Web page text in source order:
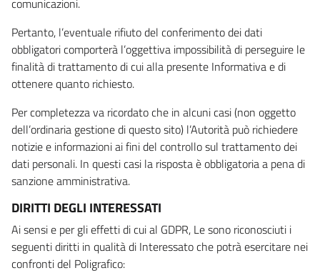
comunicazioni.
Pertanto, l’eventuale rifiuto del conferimento dei dati
obbligatori comporterà l’oggettiva impossibilità di perseguire le
finalità di trattamento di cui alla presente Informativa e di
ottenere quanto richiesto.
Per completezza va ricordato che in alcuni casi (non oggetto
dell’ordinaria gestione di questo sito) l’Autorità può richiedere
notizie e informazioni ai fini del controllo sul trattamento dei
dati personali. In questi casi la risposta è obbligatoria a pena di
sanzione amministrativa.
DIRITTI DEGLI INTERESSATI
Ai sensi e per gli effetti di cui al GDPR, Le sono riconosciuti i
seguenti diritti in qualità di Interessato che potrà esercitare nei
confronti del Poligrafico: